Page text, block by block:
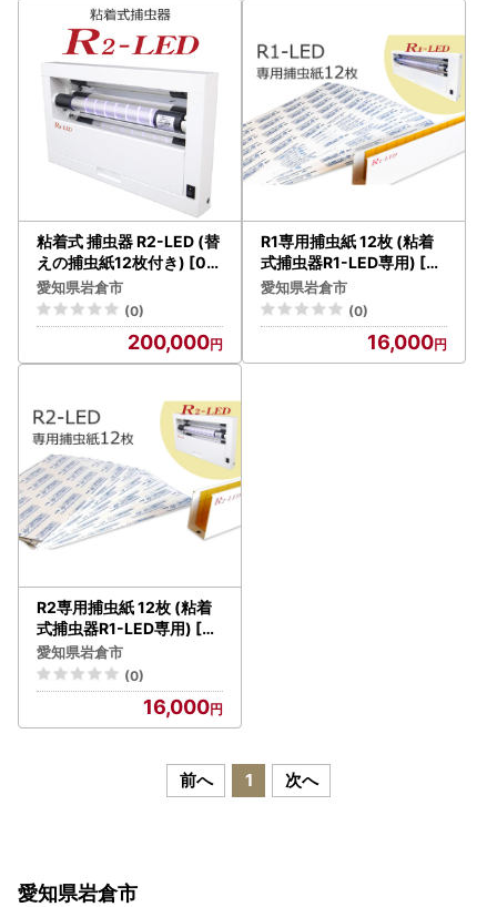
粘着式 捕虫器 R2-LED (替
えの捕虫紙12枚付き) [07
54]
愛知県岩倉市
(0)
200,000
R1専用捕虫紙 12枚 (粘着
式捕虫器R1-LED専用) [07
65]
愛知県岩倉市
(0)
16,000
R2専用捕虫紙 12枚 (粘着
式捕虫器R1-LED専用) [07
66]
愛知県岩倉市
(0)
16,000
前へ 1 次へ
愛知県岩倉市